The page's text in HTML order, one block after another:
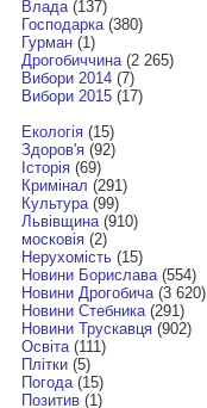
Влада(137)
Господарка(380)
Гурман(1)
Дрогобиччина(2 265)
Вибори 2014(7)
Вибори 2015(17)
Екологія(15)
Здоров'я(92)
Історія(69)
Кримінал (291)
Культура(99)
Львівщина(910)
московія(2)
Нерухомість(15)
Новини Борислава(554)
Новини Дрогобича(3 620)
Новини Стебника(291)
Новини Трускавця(902)
Освіта(111)
Плітки(5)
Погода(15)
Позитив(1)